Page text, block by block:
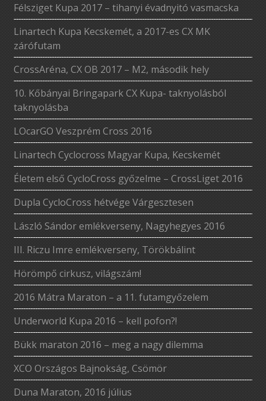
Félsziget Kupa 2017 – tihanyi évadnyitó vasmacska
Linartech Kupa Kecskemét, a 2017-es CX MK
zárófutam
CrossAréna, CX OB 2017 – M2, második hely
10. Kőbányai Bringapark CX Kupa- taknyolásból
taknyolásba
LOcarGO Veszprém Cross 2016
Linartech Cyclocross Magyar Kupa, Kecskemét
Életem első CycloCross győzelme – CrossLiget 2016
Dupla CycloCross hétvége Várgesztesen
László Sándor emlékverseny, Nagyhegyes 2016
III. Riczu Imre emlékverseny, Törökbálint
Hörömpő cirkusz, világszám!
2016 Mátra Maraton – a 11. futamgyőzelem
Underworld Kupa 2016 – kell pofon?!
Bükk maraton 2016 – meg a nagy dilemma
XCO Országos Bajnokság, Csömör
Duna Maraton, 2016 július